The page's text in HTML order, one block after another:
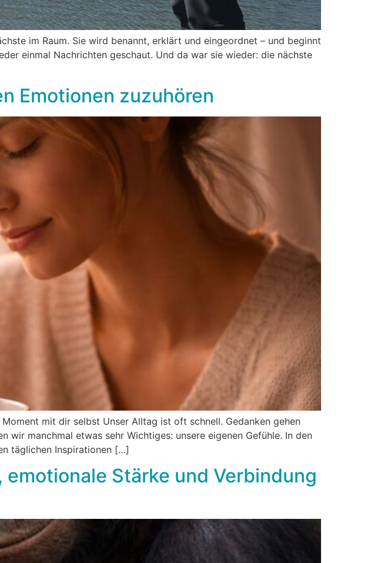
im Raum. Sie wird benannt, erklärt und eingeordnet – und beginnt
einmal Nachrichten geschaut. Und da war sie wieder: die nächste
Emotionen zuzuhören
mit dir selbst Unser Alltag ist oft schnell. Gedanken gehen
manchmal etwas sehr Wichtiges: unsere eigenen Gefühle. In den
täglichen Inspirationen […]
Stärke und Verbindung